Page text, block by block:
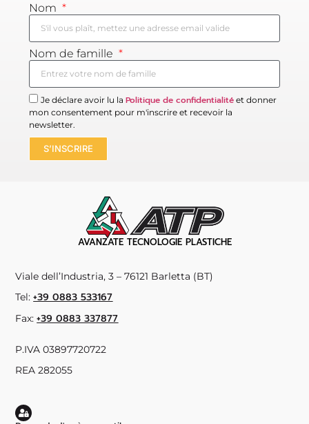
Nom
Nom de famille
Je déclare avoir lu laPolitique de confidentialité et donner
mon consentement pour m'inscrire et recevoir la
newsletter.
S’INSCRIRE
AVANZATE TECNOLOGIE PLASTICHE
Viale dell’Industria, 3 – 76121 Barletta (BT)
Tel:+39 0883 533167
Fax:+39 0883 337877
P.IVA 03897720722
REA 282055